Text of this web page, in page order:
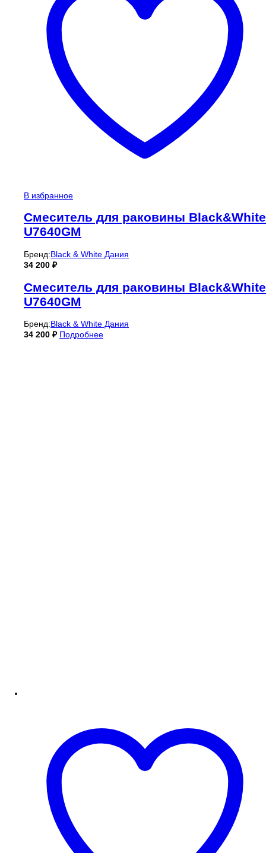
В избранное
Смеситель для раковины Black&White
U7640GM
Бренд:Black & White Дания
34 200 ₽
Смеситель для раковины Black&White
U7640GM
Бренд:Black & White Дания
34 200 ₽ Подробнее